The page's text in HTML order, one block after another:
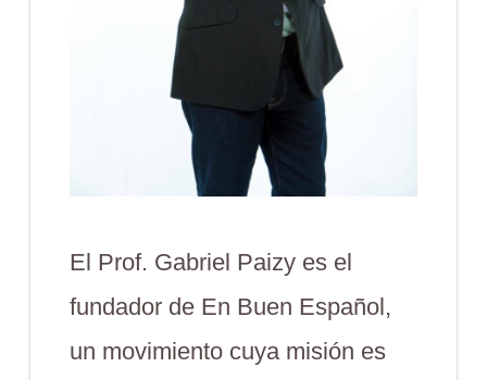
El Prof. Gabriel Paizy es el
fundador de En Buen Español,
un movimiento cuya misión es